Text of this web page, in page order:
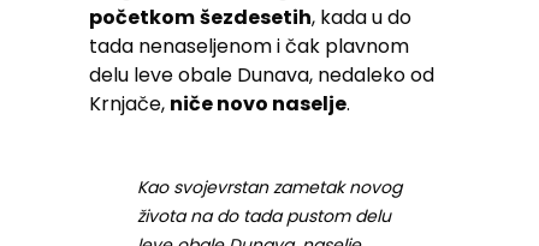
početkomšezdesetih, kada u do
tada nenaseljenom i čak plavnom
delu leve obale Dunava, nedaleko od
Krnjače, niče novo naselje.
Kao svojevrstan zametak novog
života na do tada pustom delu